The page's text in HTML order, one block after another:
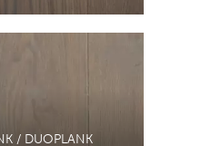
/ DUOPLANK